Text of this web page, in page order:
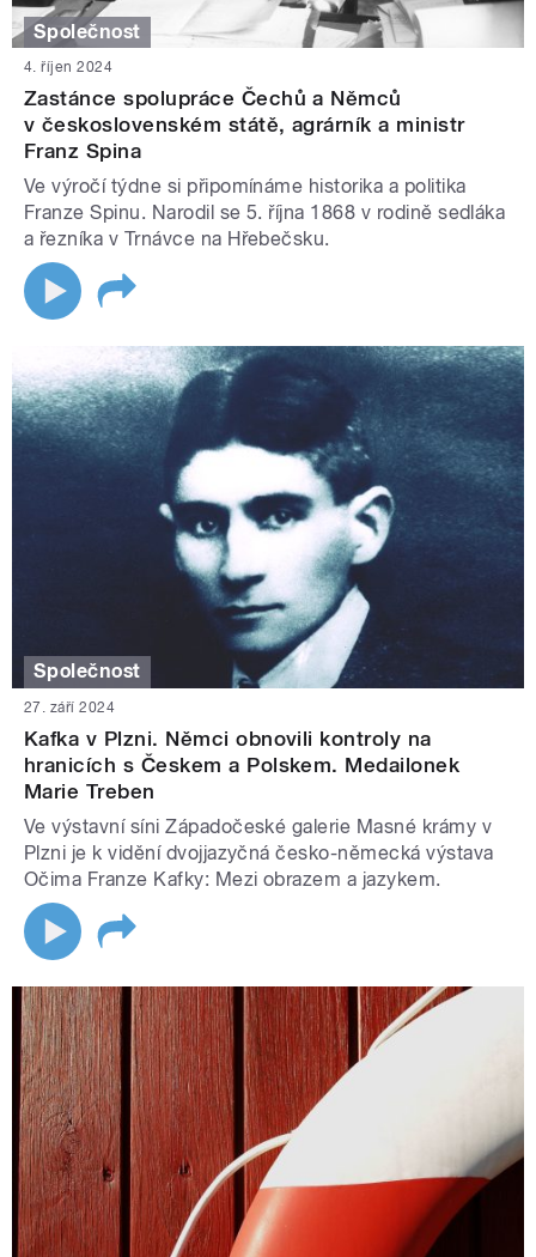
Společnost
4. říjen 2024
Zastánce spolupráce Čechů a Němců
v československém státě, agrárník a ministr
Franz Spina
Ve výročí týdne si připomínáme historika a politika
Franze Spinu. Narodil se 5. října 1868 v rodině sedláka
a řezníka v Trnávce na Hřebečsku.
Společnost
27. září 2024
Kafka v Plzni. Němci obnovili kontroly na
hranicích s Českem a Polskem. Medailonek
Marie Treben
Ve výstavní síni Západočeské galerie Masné krámy v
Plzni je k vidění dvojjazyčná česko-německá výstava
Očima Franze Kafky: Mezi obrazem a jazykem.